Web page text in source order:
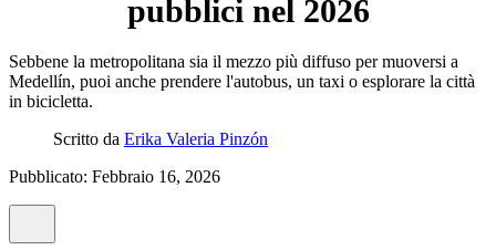
pubblici nel 2026
Sebbene la metropolitana sia il mezzo più diffuso per muoversi a
Medellín, puoi anche prendere l'autobus, un taxi o esplorare la città
in bicicletta.
Scritto da Erika Valeria Pinzón
Pubblicato: Febbraio 16, 2026